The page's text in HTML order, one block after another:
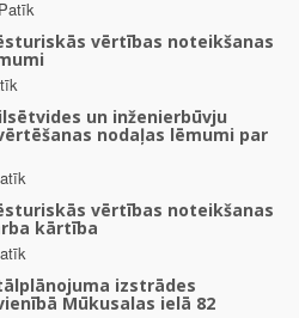
vērtības noteikšanas
un inženierbūvju
nodaļas lēmumi par
vērtības noteikšanas
kārtība
izstrādes
Mūkusalas ielā 82